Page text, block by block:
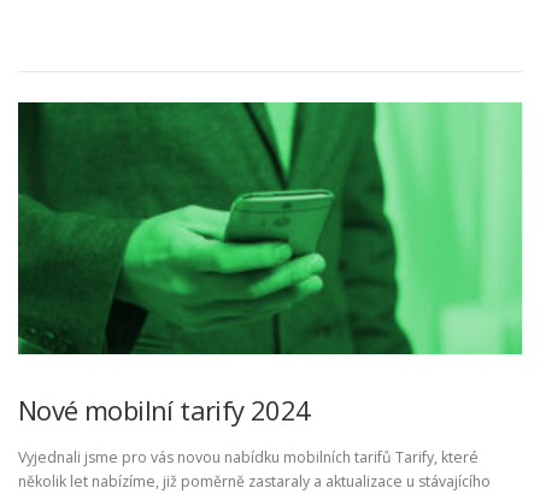
Nové mobilní tarify 2024
Vyjednali jsme pro vás novou nabídku mobilních tarifů Tarify, které
několik let nabízíme, již poměrně zastaraly a aktualizace u stávajícího